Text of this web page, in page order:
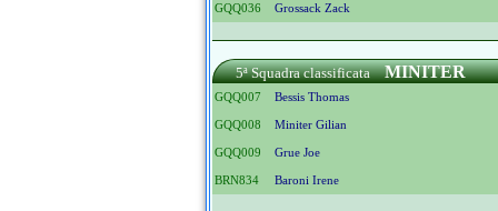
GQQ036 Grossack Zack
5ª Squadra classificata MINITER
GQQ007 Bessis Thomas
GQQ008 Miniter Gilian
GQQ009 Grue Joe
BRN834 Baroni Irene